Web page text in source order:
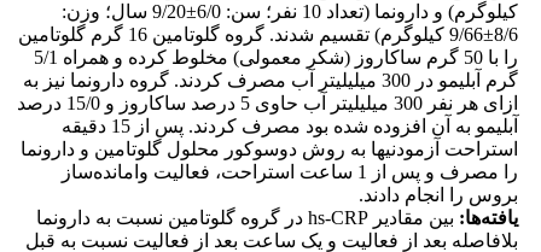
کیلوگرم) و دارونما (تعداد 10 نفر؛ سن: 6/0±9/20 سال؛ وزن:
8/6±9/66 کیلوگرم) تقسیم شدند. گروه گلوتامین 16 گرم گلوتامین
را با 50 گرم ساکاروز (شکر معمولی) مخلوط کرده و همراه 5/1
گرم آبلیمو در 300 میلی­لیتر آب مصرف کردند. گروه دارونما نیز به
ازای هر نفر 300 میلی­لیتر آب حاوی 5 درصد ساکاروز و 15/0 درصد
آبلیمو به آن افزوده شده بود مصرف کردند. پس از 15 دقیقه
استراحت آزمودنی­ها به روش دوسوکور محلول گلوتامین و دارونما
را مصرف و پس از 1 ساعت استراحت، فعالیت وامانده‌ساز
بروس را انجام دادند.
یافته‌ها:
بین مقادیر hs-CRP در گروه گلوتامین نسبت به دارونما
بلافاصله بعد از فعالیت و یک ساعت بعد از فعالیت نسبت به قبل